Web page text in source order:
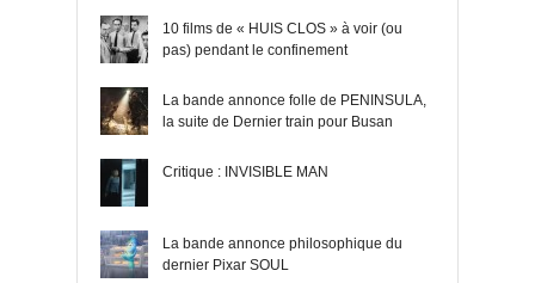
10 films de « HUIS CLOS » à voir (ou
pas) pendant le confinement
La bande annonce folle de PENINSULA,
la suite de Dernier train pour Busan
Critique : INVISIBLE MAN
La bande annonce philosophique du
dernier Pixar SOUL